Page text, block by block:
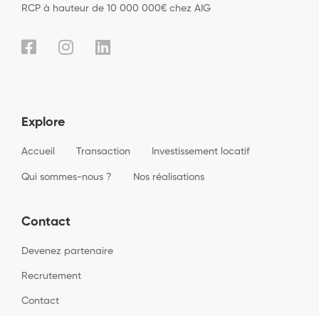
RCP à hauteur de 10 000 000€ chez AIG
Explore
Accueil Transaction Investissement locatif
Qui sommes-nous ? Nos réalisations
Contact
Devenez partenaire
Recrutement
Contact